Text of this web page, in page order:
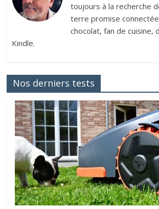
toujours à la recherche
terre promise
chocolat, fan de cuisine,
Kindle.
Nos derniers tests